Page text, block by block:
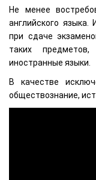
Не менее
английского языка.
при сдаче
таких
иностранные языки.
В качестве
обществознание,